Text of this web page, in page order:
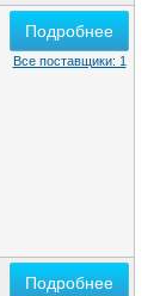
Подробнее
Все поставщики: 1
Подробнее